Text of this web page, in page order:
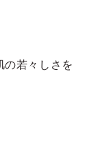
の若々しさを